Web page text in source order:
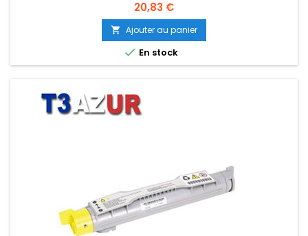
Prix
20,83 €
 Ajouter au panier
 En stock